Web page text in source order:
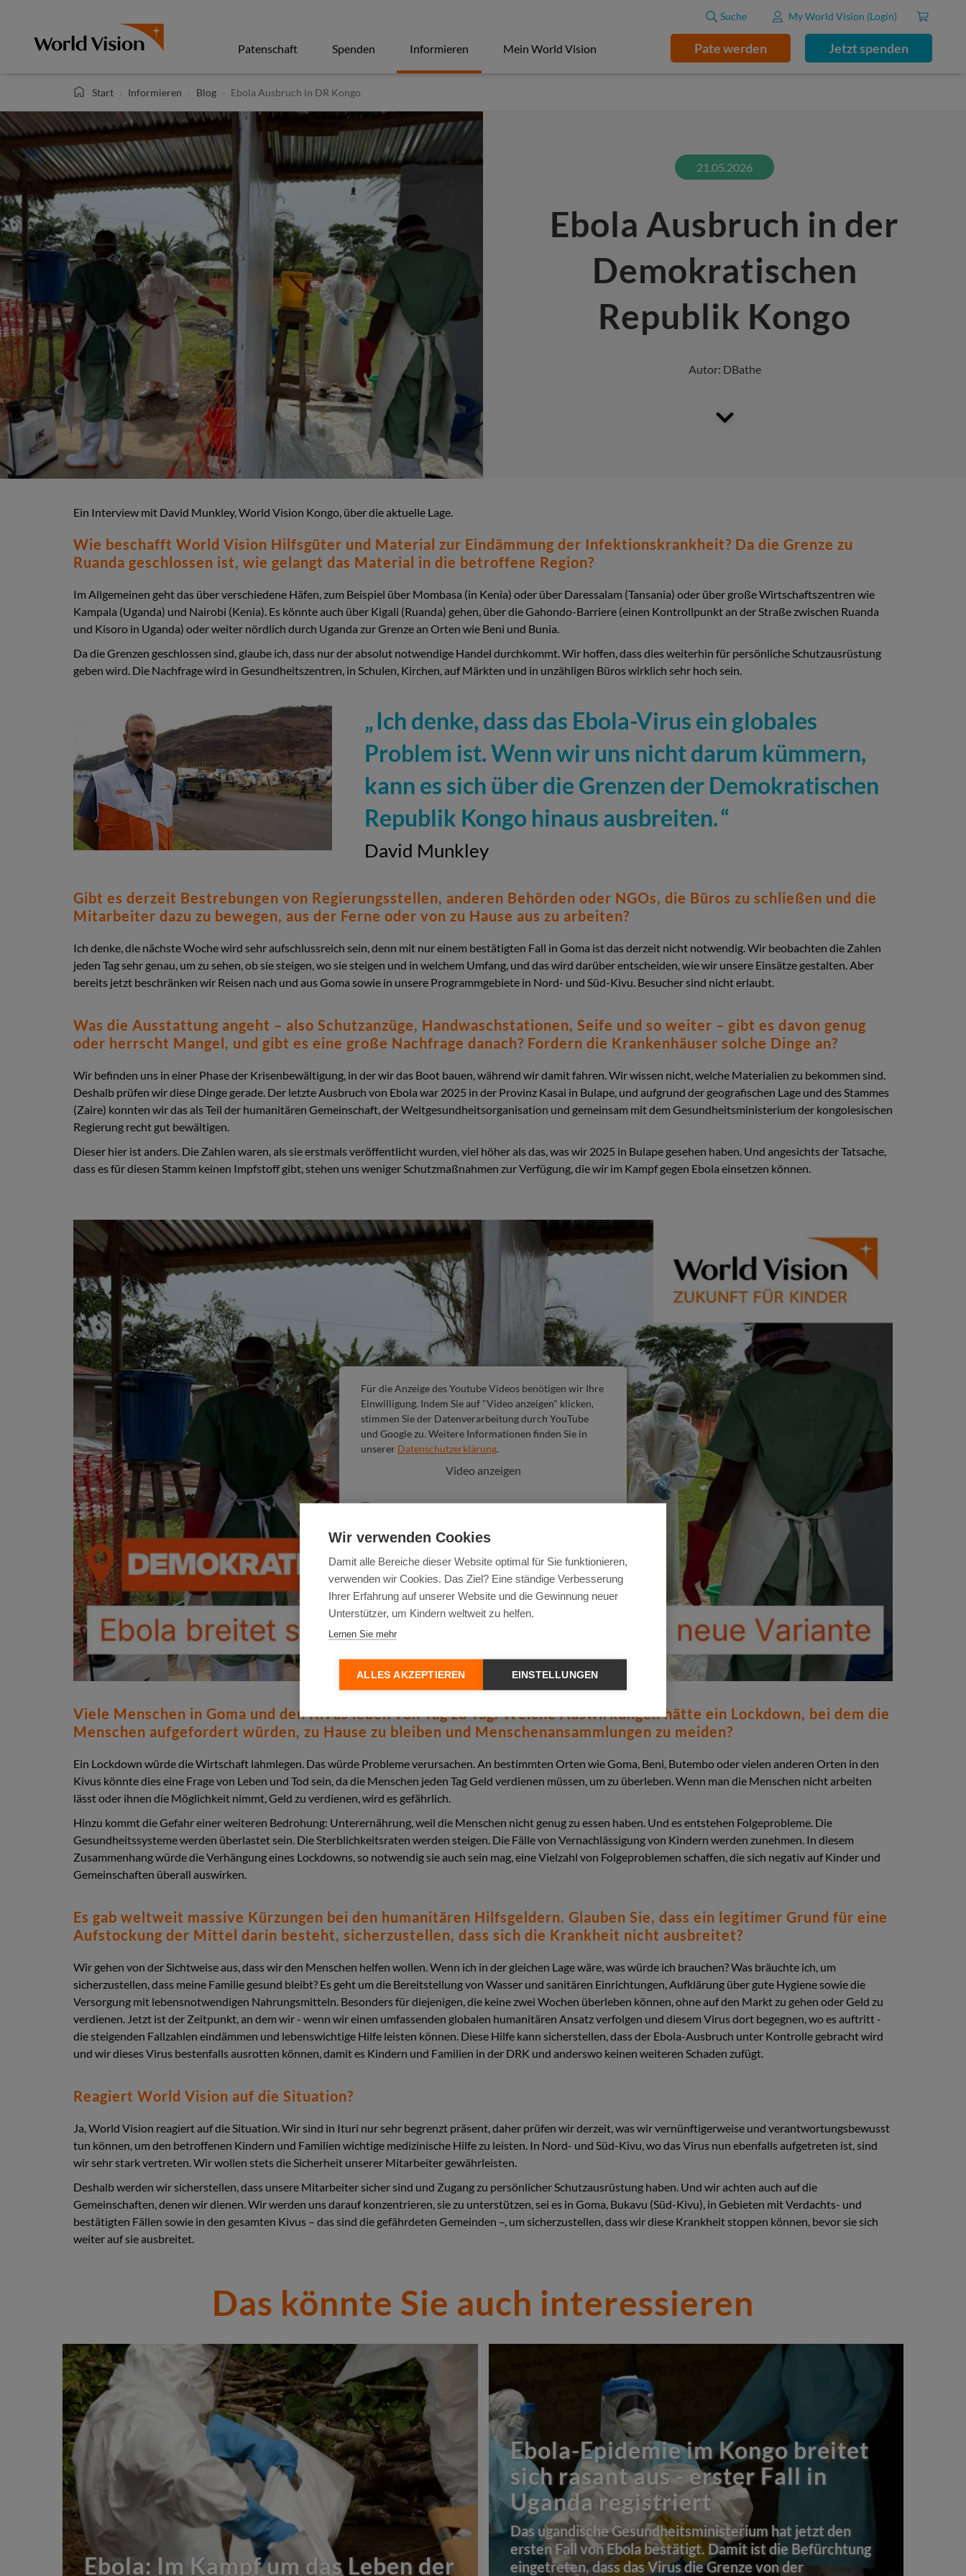
Patenschaft Spenden Informieren Mein World Vision Pate werden Jetzt spenden
Suche My World Vision (Login)
Start Informieren Blog Ebola Ausbruch in DR Kongo
21.05.2026
Ebola Ausbruch in der
Demokratischen
Republik Kongo
Autor: DBathe
Ein Interview mit David Munkley, World Vision Kongo, über die aktuelle Lage.
Wie beschafft World Vision Hilfsgüter und Material zur Eindämmung der Infektionskrankheit? Da die Grenze zu
Ruanda geschlossen ist, wie gelangt das Material in die betroffene Region?
Im Allgemeinen geht das über verschiedene Häfen, zum Beispiel über Mombasa (in Kenia) oder über Daressalam (Tansania) oder über große Wirtschaftszentren wie
Kampala (Uganda) und Nairobi (Kenia). Es könnte auch über Kigali (Ruanda) gehen, über die Gahondo-Barriere (einen Kontrollpunkt an der Straße zwischen Ruanda
und Kisoro in Uganda) oder weiter nördlich durch Uganda zur Grenze an Orten wie Beni und Bunia.
Da die Grenzen geschlossen sind, glaube ich, dass nur der absolut notwendige Handel durchkommt. Wir hoffen, dass dies weiterhin für persönliche Schutzausrüstung
geben wird. Die Nachfrage wird in Gesundheitszentren, in Schulen, Kirchen, auf Märkten und in unzähligen Büros wirklich sehr hoch sein.
Ich denke, dass das Ebola-Virus ein globales
Problem ist. Wenn wir uns nicht darum kümmern,
kann es sich über die Grenzen der Demokratischen
Republik Kongo hinaus ausbreiten.
David Munkley
Gibt es derzeit Bestrebungen von Regierungsstellen, anderen Behörden oder NGOs, die Büros zu schließen und die
Mitarbeiter dazu zu bewegen, aus der Ferne oder von zu Hause aus zu arbeiten?
Ich denke, die nächste Woche wird sehr aufschlussreich sein, denn mit nur einem bestätigten Fall in Goma ist das derzeit nicht notwendig. Wir beobachten die Zahlen
jeden Tag sehr genau, um zu sehen, ob sie steigen, wo sie steigen und in welchem Umfang, und das wird darüber entscheiden, wie wir unsere Einsätze gestalten. Aber
bereits jetzt beschränken wir Reisen nach und aus Goma sowie in unsere Programmgebiete in Nord- und Süd-Kivu. Besucher sind nicht erlaubt.
Was die Ausstattung angeht – also Schutzanzüge, Handwaschstationen, Seife und so weiter – gibt es davon genug
oder herrscht Mangel, und gibt es eine große Nachfrage danach? Fordern die Krankenhäuser solche Dinge an?
Wir befinden uns in einer Phase der Krisenbewältigung, in der wir das Boot bauen, während wir damit fahren. Wir wissen nicht, welche Materialien zu bekommen sind.
Deshalb prüfen wir diese Dinge gerade. Der letzte Ausbruch von Ebola war 2025 in der Provinz Kasai in Bulape, und aufgrund der geografischen Lage und des Stammes
(Zaire) konnten wir das als Teil der humanitären Gemeinschaft, der Weltgesundheitsorganisation und gemeinsam mit dem Gesundheitsministerium der kongolesischen
Regierung recht gut bewältigen.
Dieser hier ist anders. Die Zahlen waren, als sie erstmals veröffentlicht wurden, viel höher als das, was wir 2025 in Bulape gesehen haben. Und angesichts der Tatsache,
dass es für diesen Stamm keinen Impfstoff gibt, stehen uns weniger Schutzmaßnahmen zur Verfügung, die wir im Kampf gegen Ebola einsetzen können.
Für die Anzeige des Youtube Videos benötigen wir Ihre
Einwilligung. Indem Sie auf "Video anzeigen" klicken,
stimmen Sie der Datenverarbeitung durch YouTube
und Google zu. Weitere Informationen finden Sie in
unserer Datenschutzerklärung.
Video anzeigen
Auswahl merken
Viele Menschen in Goma und den Kivus leben von Tag zu Tag. Welche Auswirkungen hätte ein Lockdown, bei dem die
Menschen aufgefordert würden, zu Hause zu bleiben und Menschenansammlungen zu meiden?
Ein Lockdown würde die Wirtschaft lahmlegen. Das würde Probleme verursachen. An bestimmten Orten wie Goma, Beni, Butembo oder vielen anderen Orten in den
Kivus könnte dies eine Frage von Leben und Tod sein, da die Menschen jeden Tag Geld verdienen müssen, um zu überleben. Wenn man die Menschen nicht arbeiten
lässt oder ihnen die Möglichkeit nimmt, Geld zu verdienen, wird es gefährlich.
Hinzu kommt die Gefahr einer weiteren Bedrohung: Unterernährung, weil die Menschen nicht genug zu essen haben. Und es entstehen Folgeprobleme. Die
Gesundheitssysteme werden überlastet sein. Die Sterblichkeitsraten werden steigen. Die Fälle von Vernachlässigung von Kindern werden zunehmen. In diesem
Zusammenhang würde die Verhängung eines Lockdowns, so notwendig sie auch sein mag, eine Vielzahl von Folgeproblemen schaffen, die sich negativ auf Kinder und
Gemeinschaften überall auswirken.
Es gab weltweit massive Kürzungen bei den humanitären Hilfsgeldern. Glauben Sie, dass ein legitimer Grund für eine
Aufstockung der Mittel darin besteht, sicherzustellen, dass sich die Krankheit nicht ausbreitet?
Wir gehen von der Sichtweise aus, dass wir den Menschen helfen wollen. Wenn ich in der gleichen Lage wäre, was würde ich brauchen? Was bräuchte ich, um
sicherzustellen, dass meine Familie gesund bleibt? Es geht um die Bereitstellung von Wasser und sanitären Einrichtungen, Aufklärung über gute Hygiene sowie die
Versorgung mit lebensnotwendigen Nahrungsmitteln. Besonders für diejenigen, die keine zwei Wochen überleben können, ohne auf den Markt zu gehen oder Geld zu
verdienen. Jetzt ist der Zeitpunkt, an dem wir - wenn wir einen umfassenden globalen humanitären Ansatz verfolgen und diesem Virus dort begegnen, wo es auftritt -
die steigenden Fallzahlen eindämmen und lebenswichtige Hilfe leisten können. Diese Hilfe kann sicherstellen, dass der Ebola-Ausbruch unter Kontrolle gebracht wird
und wir dieses Virus bestenfalls ausrotten können, damit es Kindern und Familien in der DRK und anderswo keinen weiteren Schaden zufügt.
Reagiert World Vision auf die Situation?
Ja, World Vision reagiert auf die Situation. Wir sind in Ituri nur sehr begrenzt präsent, daher prüfen wir derzeit, was wir vernünftigerweise und verantwortungsbewusst
tun können, um den betroffenen Kindern und Familien wichtige medizinische Hilfe zu leisten. In Nord- und Süd-Kivu, wo das Virus nun ebenfalls aufgetreten ist, sind
wir sehr stark vertreten. Wir wollen stets die Sicherheit unserer Mitarbeiter gewährleisten.
Deshalb werden wir sicherstellen, dass unsere Mitarbeiter sicher sind und Zugang zu persönlicher Schutzausrüstung haben. Und wir achten auch auf die
Gemeinschaften, denen wir dienen. Wir werden uns darauf konzentrieren, sie zu unterstützen, sei es in Goma, Bukavu (Süd-Kivu), in Gebieten mit Verdachts- und
bestätigten Fällen sowie in den gesamten Kivus – das sind die gefährdeten Gemeinden –, um sicherzustellen, dass wir diese Krankheit stoppen können, bevor sie sich
weiter auf sie ausbreitet.
Das könnte Sie auch interessieren
Ebola: Im Kampf um das Leben der
Ebola-Epidemie im Kongo breitet
sich rasant aus - erster Fall in
Uganda registriert
Das ugandische Gesundheitsministerium hat jetzt den
ersten Fall von Ebola bestätigt. Damit ist die Befürchtung
eingetreten, dass das Virus die Grenze von der
Wir verwenden Cookies
Damit alle Bereiche dieser Website optimal für Sie funktionieren,
verwenden wir Cookies. Das Ziel? Eine ständige Verbesserung
Ihrer Erfahrung auf unserer Website und die Gewinnung neuer
Unterstützer, um Kindern weltweit zu helfen.
Lernen Sie mehr
ALLES AKZEPTIEREN EINSTELLUNGEN